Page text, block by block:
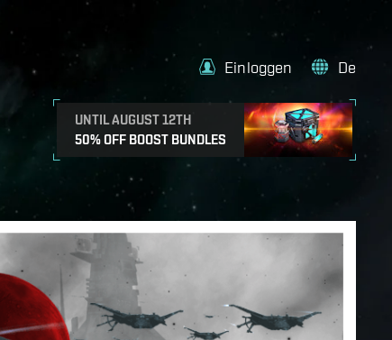
UNTIL AUGUST 12TH
50% OFF BOOST BUNDLES
Einloggen De